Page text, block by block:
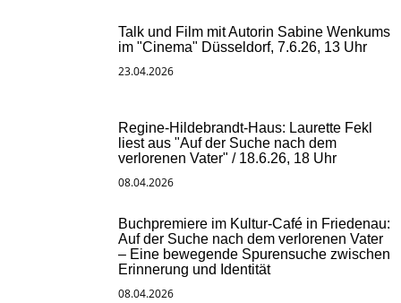
Talk und Film mit Autorin Sabine Wenkums
im "Cinema" Düsseldorf, 7.6.26, 13 Uhr
23.04.2026
Regine-Hildebrandt-Haus: Laurette Fekl
liest aus "Auf der Suche nach dem
verlorenen Vater" / 18.6.26, 18 Uhr
08.04.2026
Buchpremiere im Kultur-Café in Friedenau:
Auf der Suche nach dem verlorenen Vater
– Eine bewegende Spurensuche zwischen
Erinnerung und Identität
08.04.2026